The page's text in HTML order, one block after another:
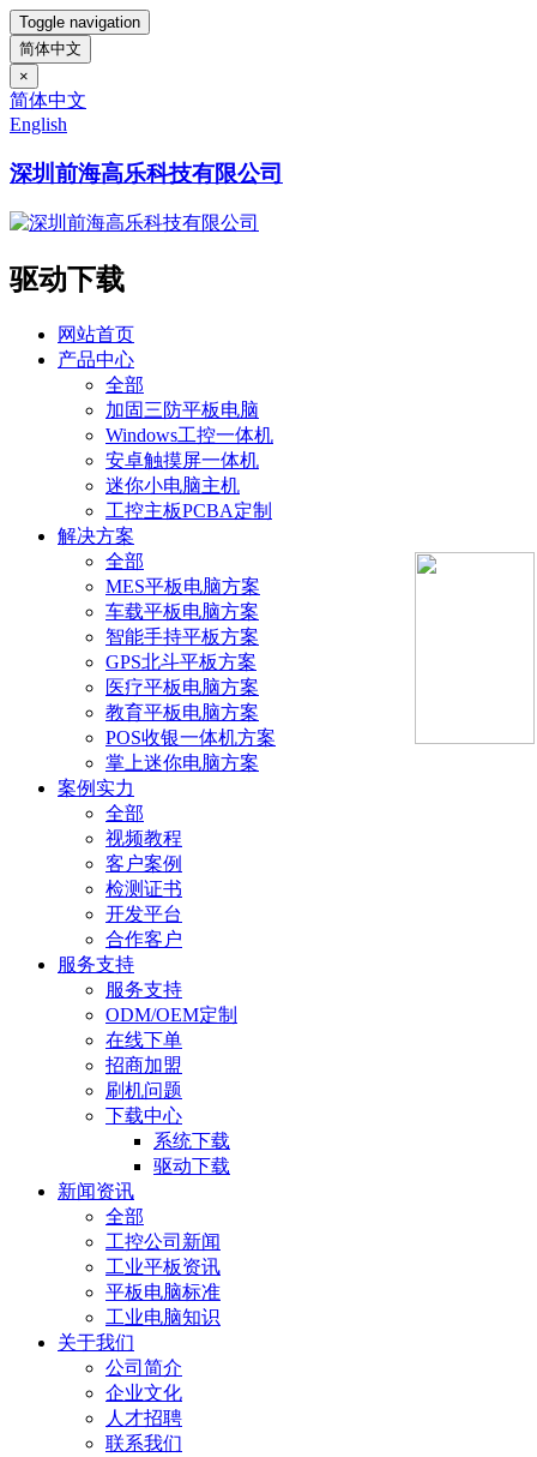
Toggle navigation
简体中文
×
简体中文
English
深圳前海高乐科技有限公司
驱动下载
网站首页
产品中心
全部
加固三防平板电脑
Windows工控一体机
安卓触摸屏一体机
迷你小电脑主机
工控主板PCBA定制
解决方案
全部
MES平板电脑方案
车载平板电脑方案
智能手持平板方案
GPS北斗平板方案
医疗平板电脑方案
教育平板电脑方案
POS收银一体机方案
掌上迷你电脑方案
案例实力
全部
视频教程
客户案例
检测证书
开发平台
合作客户
服务支持
服务支持
ODM/OEM定制
在线下单
招商加盟
刷机问题
下载中心
系统下载
驱动下载
新闻资讯
全部
工控公司新闻
工业平板资讯
平板电脑标准
工业电脑知识
关于我们
公司简介
企业文化
人才招聘
联系我们